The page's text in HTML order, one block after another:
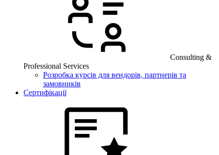
Consulting &
Professional Services
Розробка курсів для вендорів, партнерів та
замовників
Сертифікації